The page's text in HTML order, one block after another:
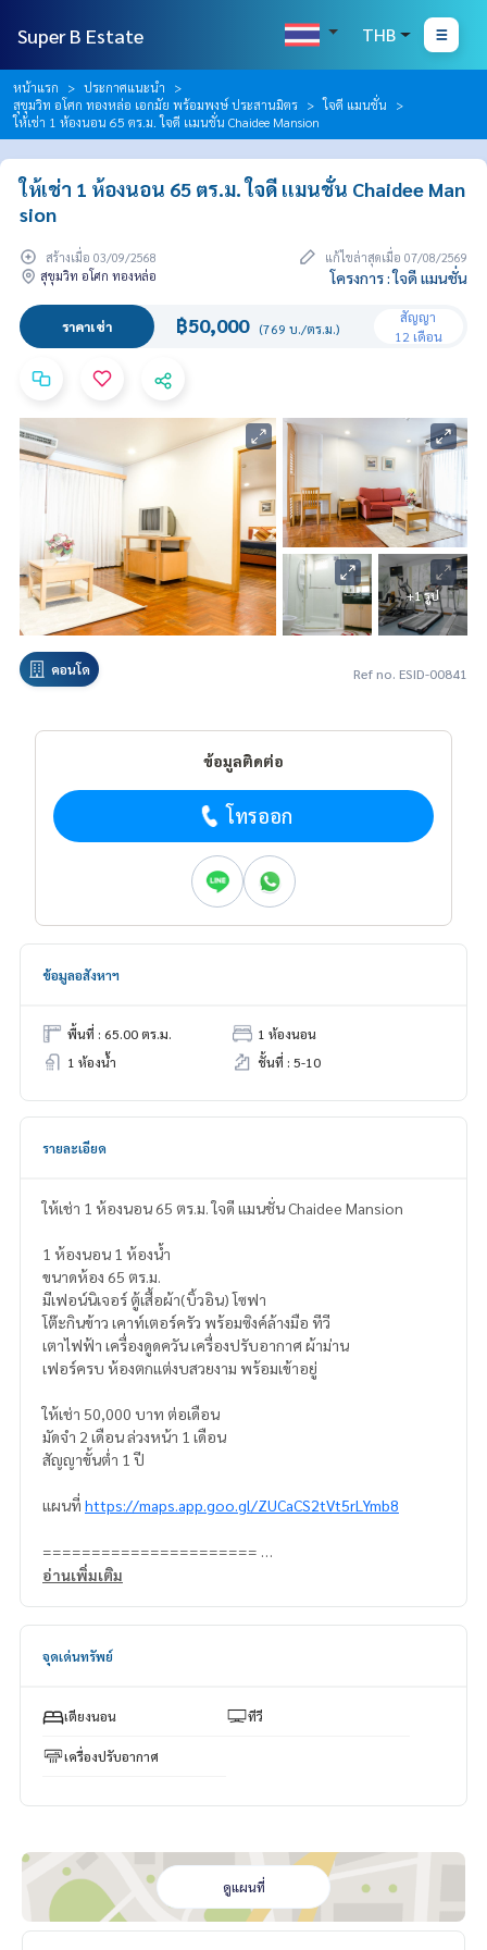
Super B Estate THB
หน้าแรก
ประกาศแนะนำ
สุขุมวิท อโศก ทองหล่อ เอกมัย พร้อมพงษ์ ประสานมิตร
ใจดี แมนชั่น
ให้เช่า 1 ห้องนอน 65 ตร.ม. ใจดี เเมนชั่น Chaidee Mansion
ให้เช่า 1 ห้องนอน 65 ตร.ม. ใจดี เเมนชั่น Chaidee Man
sion
สร้างเมื่อ 03/09/2568
แก้ไขล่าสุดเมื่อ 07/08/2569
สุขุมวิท อโศก ทองหล่อ
โครงการ : ใจดี แมนชั่น
ราคาเช่า ฿50,000 (769 บ./ตร.ม.)
สัญญา
12 เดือน
+1 รูป
คอนโด Ref no. ESID-00841
ข้อมูลติดต่อ
โทรออก
ข้อมูลอสังหาฯ
พื้นที่ : 65.00 ตร.ม.
1 ห้องนอน
1 ห้องน้ำ
ชั้นที่ : 5-10
รายละเอียด
ให้เช่า 1 ห้องนอน 65 ตร.ม. ใจดี เเมนชั่น Chaidee Mansion
1 ห้องนอน 1 ห้องน้ำ
ขนาดห้อง 65 ตร.ม.
มีเฟอน์นิเจอร์ ตู้เสื้อผ้า(บิ้วอิน) โซฟา
โต๊ะกินข้าว เคาท์เตอร์ครัว พร้อมซิงค์ล้างมือ ทีวี
เตาไฟฟ้า เครื่องดูดควัน เครื่องปรับอากาศ ผ้าม่าน
เฟอร์ครบ ห้องตกเเต่งบสวยงาม พร้อมเข้าอยู่
ให้เช่า 50,000 บาท ต่อเดือน
มัดจำ 2 เดือน ล่วงหน้า 1 เดือน
สัญญาขั้นต่ำ 1 ปี
แผนที่ https://maps.app.goo.gl/ZUCaCS2tVt5rLYmb8
======================
สนใจติดต่อ คุณนริส
https://page.line.me/superbestate
ESID-00841
อ่านเพิ่มเติม
จุดเด่นทรัพย์
เตียงนอน ทีวี
เครื่องปรับอากาศ
ดูแผนที่